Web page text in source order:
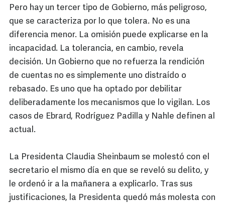
Pero hay un tercer tipo de Gobierno, más peligroso,
que se caracteriza por lo que tolera. No es una
diferencia menor. La omisión puede explicarse en la
incapacidad. La tolerancia, en cambio, revela
decisión. Un Gobierno que no refuerza la rendición
de cuentas no es simplemente uno distraído o
rebasado. Es uno que ha optado por debilitar
deliberadamente los mecanismos que lo vigilan. Los
casos de Ebrard, Rodríguez Padilla y Nahle definen al
actual.
La Presidenta Claudia Sheinbaum se molestó con el
secretario el mismo día en que se reveló su delito, y
le ordenó ir a la mañanera a explicarlo. Tras sus
justificaciones, la Presidenta quedó más molesta con